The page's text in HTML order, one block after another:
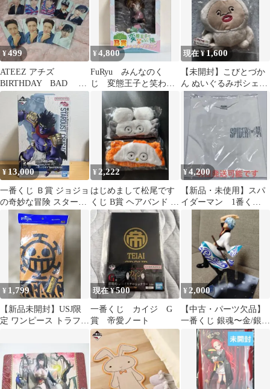
¥499
ATEEZ アチズ
BIRTHDAY BAD 特
典 ホンジュン トレ
¥4,800
FuRyu みんなのく
じ 変態王子と笑わな
い猫。 B賞 小豆
梓 フィギュア
現在 ¥1,600
【未開封】こびとづか
ん ぬいぐるみポシェッ
ト カクレケダマ
¥13,000
一番くじ Ｂ賞 ジョジョ
の奇妙な冒険 スタープ
ラチナ フィギュア
¥ 2,222
はじめまして松尾です
くじ B賞 ヘアバンド ネ
ズミ ニワトリ イトーヨ
ーカドー
¥4,200
【新品・未使用】スパ
イダーマン 1番く
じ B賞 Tシャツ
一番くじ
¥ 1,799
【新品未開封】USJ限
定 ワンピース トラファ
現在 ¥500
一番くじ カイジ G
賞 帝愛ノート
¥2,000
【中古・パーツ欠品】
一番くじ 銀魂〜金/銀〜
B賞 坂田銀時 フィギュ